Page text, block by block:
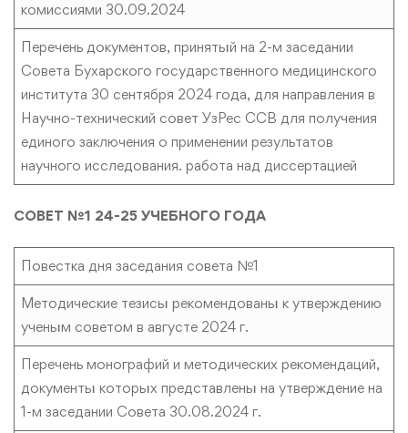
комиссиями 30.09.2024
Перечень документов, принятый на 2-м заседании
Совета Бухарского государственного медицинского
института 30 сентября 2024 года, для направления в
Научно-технический совет УзРес ССВ для получения
единого заключения о применении результатов
научного исследования. работа над диссертацией
СОВЕТ №1 24-25 УЧЕБНОГО ГОДА
Повестка дня заседания совета №1
Методические тезисы рекомендованы к утверждению
ученым советом в августе 2024 г.
Перечень монографий и методических рекомендаций,
документы которых представлены на утверждение на
1-м заседании Совета 30.08.2024 г.